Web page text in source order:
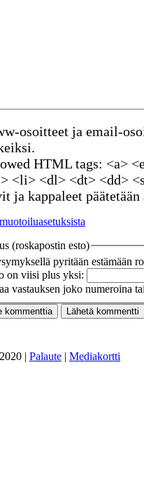
osoitteet ja email-
HTML tags: <a>
<li> <dl> <dt> <dd>
ja kappaleet
(roskapostin esto)
pyritään estämään
on viisi plus yksi:
vastauksen joko numeroina
| Palaute | Mediakortti